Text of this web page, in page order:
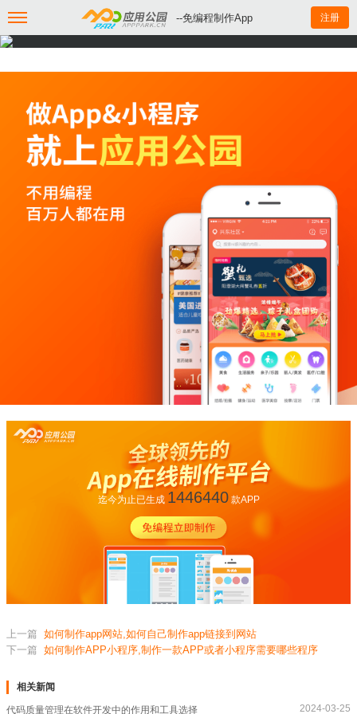
--免编程制作App 注册
迄今为止已生成 1446440款APP
上一篇 如何制作app网站,如何自己制作app链接到网站
下一篇 如何制作APP小程序,制作一款APP或者小程序需要哪些程序
相关新闻
代码质量管理在软件开发中的作用和工具选择 2024-03-25